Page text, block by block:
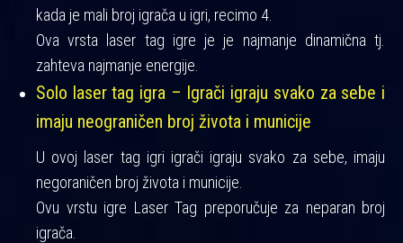
kada je mali broj igrača u igri, recimo 4.
Ova vrsta laser tag igre je je najmanje dinamična tj.
zahteva najmanje energije.
Solo laser tag igra – Igrači igraju svako za sebe i
imaju neograničen broj života i municije
U ovoj laser tag igri igrači igraju svako za sebe, imaju
negoraničen broj života i municije.
Ovu vrstu igre Laser Tag preporučuje za neparan broj
igrača.